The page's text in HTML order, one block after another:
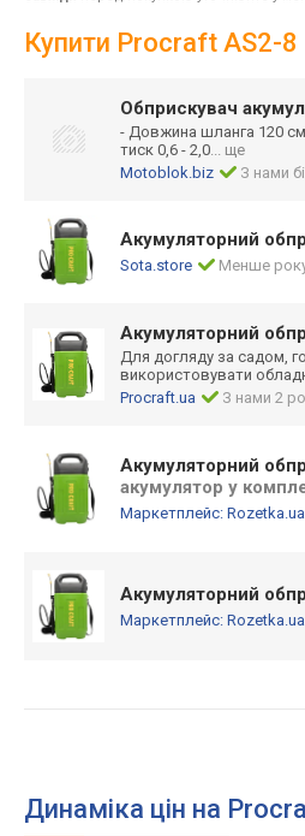
Купити Procraft AS2-8
Обприскувач
- Довжина шланга 120
тиск 0,6 - 2,0... ще
Motoblok.biz
З нами
Акумуляторний
Sota.store Менше
Акумуляторний
Для догляду за садом,
використовувати
Procraft.ua
З нами 2
Акумуляторний
акумулятор у
Маркетплейс: Rozetka.ua
Акумуляторний
Маркетплейс: Rozetka.ua
Динаміка цін на